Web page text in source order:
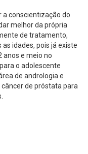
a conscientização do
melhor da própria
de tratamento,
idades, pois já existe
anos e meio no
o adolescente
de andrologia e
de próstata para